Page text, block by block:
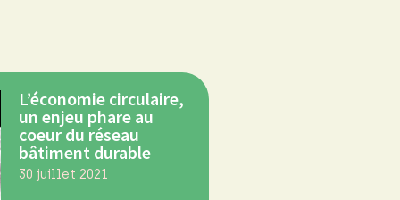
L’économie circulaire,
un enjeu phare au
coeur du réseau
bâtiment durable
30 juillet 2021